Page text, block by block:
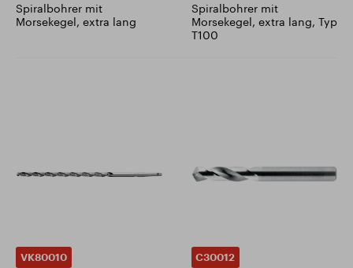
Spiralbohrer mit
Morsekegel, extra lang
Spiralbohrer mit
Morsekegel, extra lang, Typ
T100
VK80010 C30012